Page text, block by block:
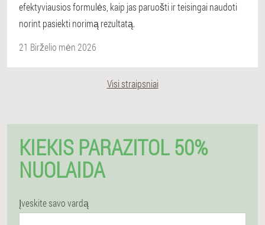
efektyviausios formulės, kaip jas paruošti ir teisingai naudoti
norint pasiekti norimą rezultatą.
21 Birželio mėn 2026
Visi straipsniai
KIEKIS PARAZITOL 50%
NUOLAIDA
Įveskite savo vardą